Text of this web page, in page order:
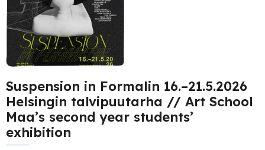
Suspension in Formalin 16.–21.5.2026
Helsingin talvipuutarha // Art School
Maa’s second year students’
exhibition